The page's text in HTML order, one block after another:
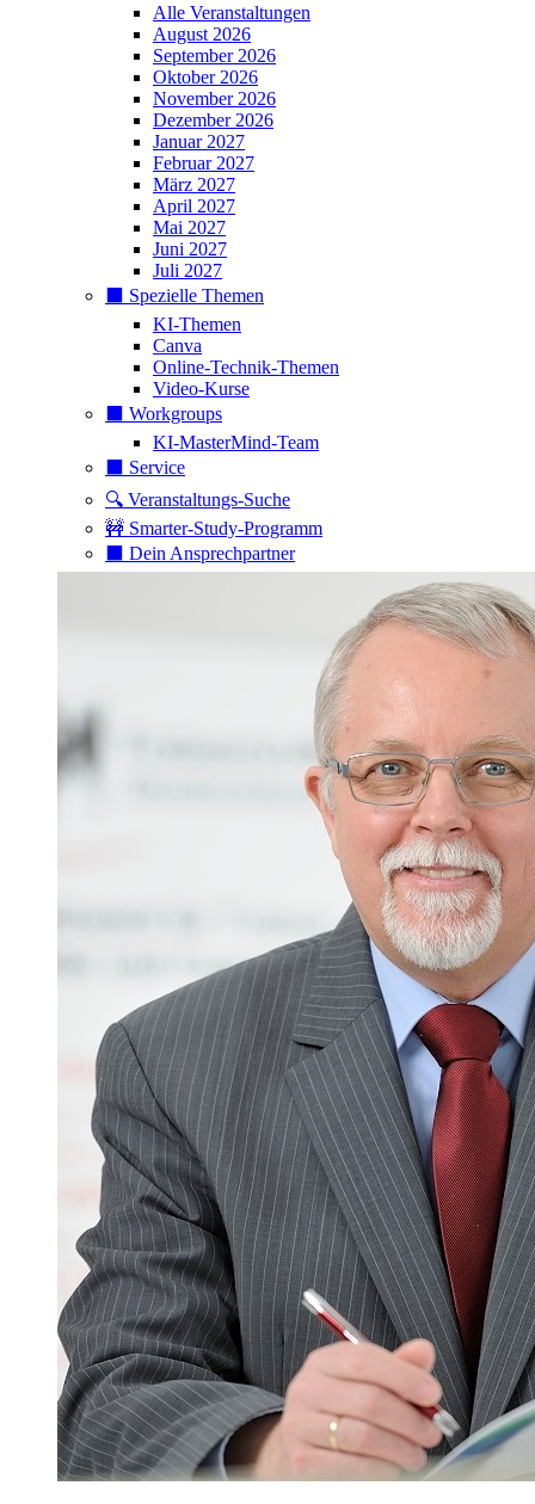
Alle Veranstaltungen
August 2026
September 2026
Oktober 2026
November 2026
Dezember 2026
Januar 2027
Februar 2027
März 2027
April 2027
Mai 2027
Juni 2027
Juli 2027
⬛️ Spezielle Themen
KI-Themen
Canva
Online-Technik-Themen
Video-Kurse
⬛️ Workgroups
KI-MasterMind-Team
⬛️ Service
🔍 Veranstaltungs-Suche
🚧 Smarter-Study-Programm
⬛️ Dein Ansprechpartner